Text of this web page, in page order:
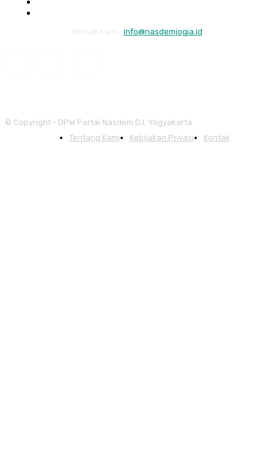
info@nasdemjogja.id
© Copyright - DPW Partai Nasdem D.I. Yogyakarta
Tentang Kami
Kebijakan Privasi Kontak